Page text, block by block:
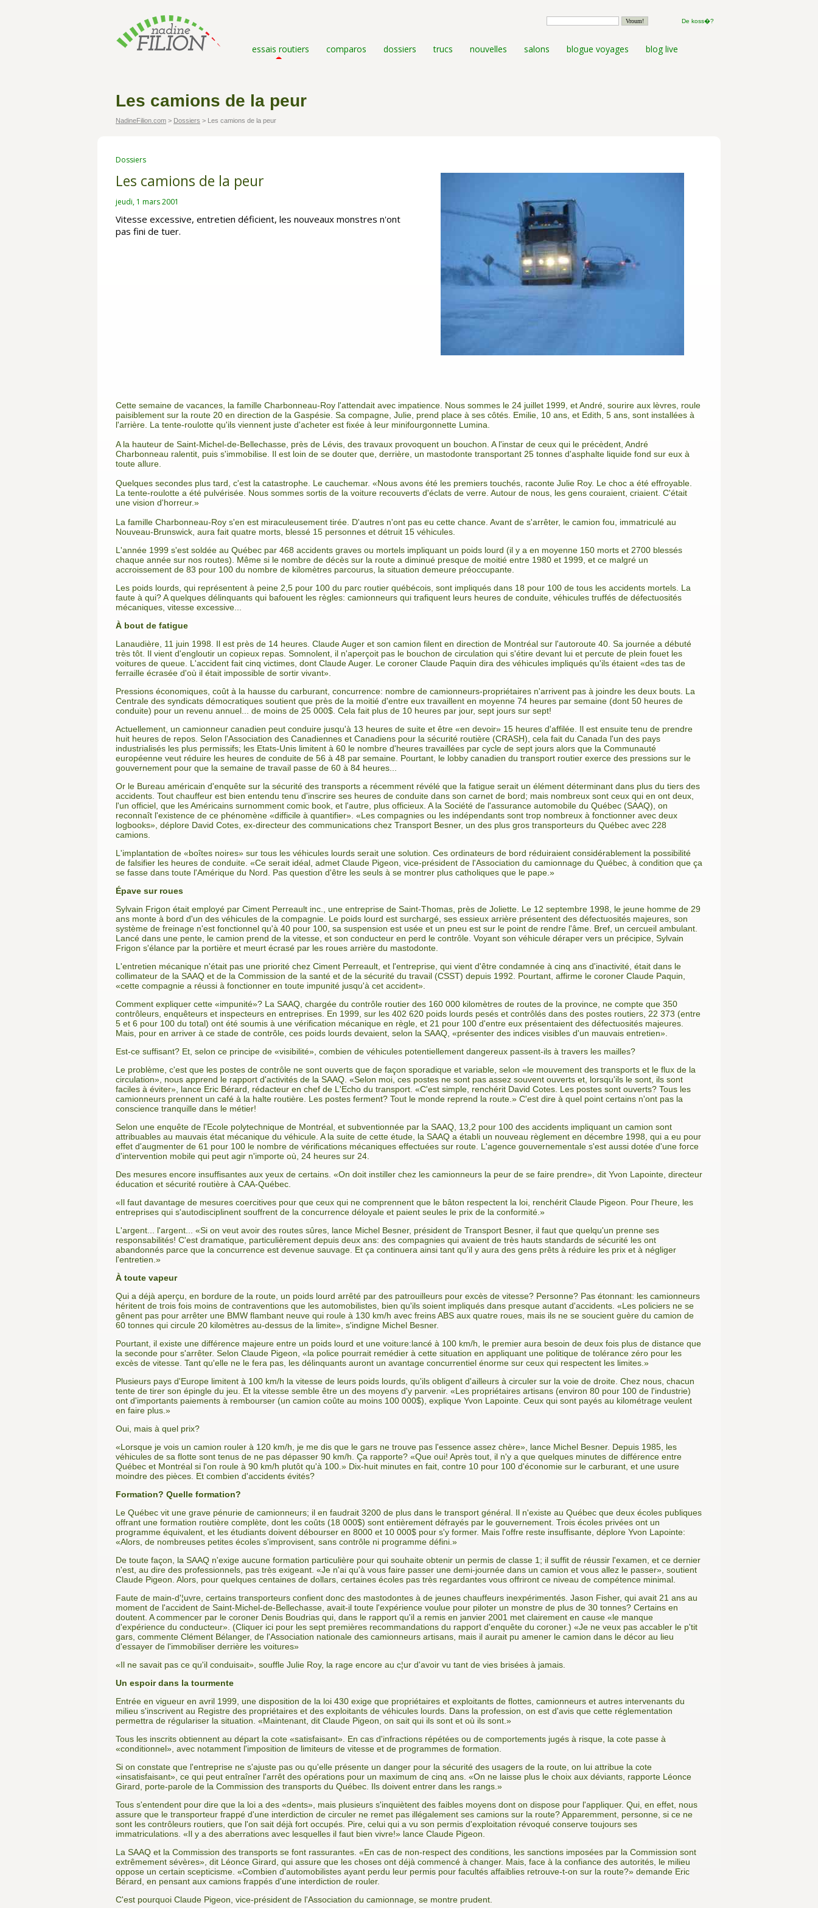
essais routiers comparos dossiers trucs nouvelles salons blogue voyages blog live
De koss�?
Les camions de la peur
NadineFilion.com > Dossiers > Les camions de la peur
Dossiers
Les camions de la peur
jeudi, 1 mars 2001
Vitesse excessive, entretien déficient, les nouveaux monstres n'ont
pas fini de tuer.
Cette semaine de vacances, la famille Charbonneau-Roy l'attendait avec impatience. Nous sommes le 24 juillet 1999, et André, sourire aux lèvres, roule
paisiblement sur la route 20 en direction de la Gaspésie. Sa compagne, Julie, prend place à ses côtés. Emilie, 10 ans, et Edith, 5 ans, sont installées à
l'arrière. La tente-roulotte qu'ils viennent juste d'acheter est fixée à leur minifourgonnette Lumina.
A la hauteur de Saint-Michel-de-Bellechasse, près de Lévis, des travaux provoquent un bouchon. A l'instar de ceux qui le précèdent, André
Charbonneau ralentit, puis s'immobilise. Il est loin de se douter que, derrière, un mastodonte transportant 25 tonnes d'asphalte liquide fond sur eux à
toute allure.
Quelques secondes plus tard, c'est la catastrophe. Le cauchemar. «Nous avons été les premiers touchés, raconte Julie Roy. Le choc a été effroyable.
La tente-roulotte a été pulvérisée. Nous sommes sortis de la voiture recouverts d'éclats de verre. Autour de nous, les gens couraient, criaient. C'était
une vision d'horreur.»
La famille Charbonneau-Roy s'en est miraculeusement tirée. D'autres n'ont pas eu cette chance. Avant de s'arrêter, le camion fou, immatriculé au
Nouveau-Brunswick, aura fait quatre morts, blessé 15 personnes et détruit 15 véhicules.
L'année 1999 s'est soldée au Québec par 468 accidents graves ou mortels impliquant un poids lourd (il y a en moyenne 150 morts et 2700 blessés
chaque année sur nos routes). Même si le nombre de décès sur la route a diminué presque de moitié entre 1980 et 1999, et ce malgré un
accroissement de 83 pour 100 du nombre de kilomètres parcourus, la situation demeure préoccupante.
Les poids lourds, qui représentent à peine 2,5 pour 100 du parc routier québécois, sont impliqués dans 18 pour 100 de tous les accidents mortels. La
faute à qui? A quelques délinquants qui bafouent les règles: camionneurs qui trafiquent leurs heures de conduite, véhicules truffés de défectuosités
mécaniques, vitesse excessive...
À bout de fatigue
Lanaudière, 11 juin 1998. Il est près de 14 heures. Claude Auger et son camion filent en direction de Montréal sur l'autoroute 40. Sa journée a débuté
très tôt. Il vient d'engloutir un copieux repas. Somnolent, il n'aperçoit pas le bouchon de circulation qui s'étire devant lui et percute de plein fouet les
voitures de queue. L'accident fait cinq victimes, dont Claude Auger. Le coroner Claude Paquin dira des véhicules impliqués qu'ils étaient «des tas de
ferraille écrasée d'où il était impossible de sortir vivant».
Pressions économiques, coût à la hausse du carburant, concurrence: nombre de camionneurs-propriétaires n'arrivent pas à joindre les deux bouts. La
Centrale des syndicats démocratiques soutient que près de la moitié d'entre eux travaillent en moyenne 74 heures par semaine (dont 50 heures de
conduite) pour un revenu annuel... de moins de 25 000$. Cela fait plus de 10 heures par jour, sept jours sur sept!
Actuellement, un camionneur canadien peut conduire jusqu'à 13 heures de suite et être «en devoir» 15 heures d'affilée. Il est ensuite tenu de prendre
huit heures de repos. Selon l'Association des Canadiennes et Canadiens pour la sécurité routière (CRASH), cela fait du Canada l'un des pays
industrialisés les plus permissifs; les Etats-Unis limitent à 60 le nombre d'heures travaillées par cycle de sept jours alors que la Communauté
européenne veut réduire les heures de conduite de 56 à 48 par semaine. Pourtant, le lobby canadien du transport routier exerce des pressions sur le
gouvernement pour que la semaine de travail passe de 60 à 84 heures...
Or le Bureau américain d'enquête sur la sécurité des transports a récemment révélé que la fatigue serait un élément déterminant dans plus du tiers des
accidents. Tout chauffeur est bien entendu tenu d'inscrire ses heures de conduite dans son carnet de bord; mais nombreux sont ceux qui en ont deux,
l'un officiel, que les Américains surnomment comic book, et l'autre, plus officieux. A la Société de l'assurance automobile du Québec (SAAQ), on
reconnaît l'existence de ce phénomène «difficile à quantifier». «Les compagnies ou les indépendants sont trop nombreux à fonctionner avec deux
logbooks», déplore David Cotes, ex-directeur des communications chez Transport Besner, un des plus gros transporteurs du Québec avec 228
camions.
L'implantation de «boîtes noires» sur tous les véhicules lourds serait une solution. Ces ordinateurs de bord réduiraient considérablement la possibilité
de falsifier les heures de conduite. «Ce serait idéal, admet Claude Pigeon, vice-président de l'Association du camionnage du Québec, à condition que ça
se fasse dans toute l'Amérique du Nord. Pas question d'être les seuls à se montrer plus catholiques que le pape.»
Épave sur roues
Sylvain Frigon était employé par Ciment Perreault inc., une entreprise de Saint-Thomas, près de Joliette. Le 12 septembre 1998, le jeune homme de 29
ans monte à bord d'un des véhicules de la compagnie. Le poids lourd est surchargé, ses essieux arrière présentent des défectuosités majeures, son
système de freinage n'est fonctionnel qu'à 40 pour 100, sa suspension est usée et un pneu est sur le point de rendre l'âme. Bref, un cercueil ambulant.
Lancé dans une pente, le camion prend de la vitesse, et son conducteur en perd le contrôle. Voyant son véhicule déraper vers un précipice, Sylvain
Frigon s'élance par la portière et meurt écrasé par les roues arrière du mastodonte.
L'entretien mécanique n'était pas une priorité chez Ciment Perreault, et l'entreprise, qui vient d'être condamnée à cinq ans d'inactivité, était dans le
collimateur de la SAAQ et de la Commission de la santé et de la sécurité du travail (CSST) depuis 1992. Pourtant, affirme le coroner Claude Paquin,
«cette compagnie a réussi à fonctionner en toute impunité jusqu'à cet accident».
Comment expliquer cette «impunité»? La SAAQ, chargée du contrôle routier des 160 000 kilomètres de routes de la province, ne compte que 350
contrôleurs, enquêteurs et inspecteurs en entreprises. En 1999, sur les 402 620 poids lourds pesés et contrôlés dans des postes routiers, 22 373 (entre
5 et 6 pour 100 du total) ont été soumis à une vérification mécanique en règle, et 21 pour 100 d'entre eux présentaient des défectuosités majeures.
Mais, pour en arriver à ce stade de contrôle, ces poids lourds devaient, selon la SAAQ, «présenter des indices visibles d'un mauvais entretien».
Est-ce suffisant? Et, selon ce principe de «visibilité», combien de véhicules potentiellement dangereux passent-ils à travers les mailles?
Le problème, c'est que les postes de contrôle ne sont ouverts que de façon sporadique et variable, selon «le mouvement des transports et le flux de la
circulation», nous apprend le rapport d'activités de la SAAQ. «Selon moi, ces postes ne sont pas assez souvent ouverts et, lorsqu'ils le sont, ils sont
faciles à éviter», lance Eric Bérard, rédacteur en chef de L'Echo du transport. «C'est simple, renchérit David Cotes. Les postes sont ouverts? Tous les
camionneurs prennent un café à la halte routière. Les postes ferment? Tout le monde reprend la route.» C'est dire à quel point certains n'ont pas la
conscience tranquille dans le métier!
Selon une enquête de l'Ecole polytechnique de Montréal, et subventionnée par la SAAQ, 13,2 pour 100 des accidents impliquant un camion sont
attribuables au mauvais état mécanique du véhicule. A la suite de cette étude, la SAAQ a établi un nouveau règlement en décembre 1998, qui a eu pour
effet d'augmenter de 61 pour 100 le nombre de vérifications mécaniques effectuées sur route. L'agence gouvernementale s'est aussi dotée d'une force
d'intervention mobile qui peut agir n'importe où, 24 heures sur 24.
Des mesures encore insuffisantes aux yeux de certains. «On doit instiller chez les camionneurs la peur de se faire prendre», dit Yvon Lapointe, directeur
éducation et sécurité routière à CAA-Québec.
«Il faut davantage de mesures coercitives pour que ceux qui ne comprennent que le bâton respectent la loi, renchérit Claude Pigeon. Pour l'heure, les
entreprises qui s'autodisciplinent souffrent de la concurrence déloyale et paient seules le prix de la conformité.»
L'argent... l'argent... «Si on veut avoir des routes sûres, lance Michel Besner, président de Transport Besner, il faut que quelqu'un prenne ses
responsabilités! C'est dramatique, particulièrement depuis deux ans: des compagnies qui avaient de très hauts standards de sécurité les ont
abandonnés parce que la concurrence est devenue sauvage. Et ça continuera ainsi tant qu'il y aura des gens prêts à réduire les prix et à négliger
l'entretien.»
À toute vapeur
Qui a déjà aperçu, en bordure de la route, un poids lourd arrêté par des patrouilleurs pour excès de vitesse? Personne? Pas étonnant: les camionneurs
héritent de trois fois moins de contraventions que les automobilistes, bien qu'ils soient impliqués dans presque autant d'accidents. «Les policiers ne se
gênent pas pour arrêter une BMW flambant neuve qui roule à 130 km/h avec freins ABS aux quatre roues, mais ils ne se soucient guère du camion de
60 tonnes qui circule 20 kilomètres au-dessus de la limite», s'indigne Michel Besner.
Pourtant, il existe une différence majeure entre un poids lourd et une voiture:lancé à 100 km/h, le premier aura besoin de deux fois plus de distance que
la seconde pour s'arrêter. Selon Claude Pigeon, «la police pourrait remédier à cette situation en appliquant une politique de tolérance zéro pour les
excès de vitesse. Tant qu'elle ne le fera pas, les délinquants auront un avantage concurrentiel énorme sur ceux qui respectent les limites.»
Plusieurs pays d'Europe limitent à 100 km/h la vitesse de leurs poids lourds, qu'ils obligent d'ailleurs à circuler sur la voie de droite. Chez nous, chacun
tente de tirer son épingle du jeu. Et la vitesse semble être un des moyens d'y parvenir. «Les propriétaires artisans (environ 80 pour 100 de l'industrie)
ont d'importants paiements à rembourser (un camion coûte au moins 100 000$), explique Yvon Lapointe. Ceux qui sont payés au kilométrage veulent
en faire plus.»
Oui, mais à quel prix?
«Lorsque je vois un camion rouler à 120 km/h, je me dis que le gars ne trouve pas l'essence assez chère», lance Michel Besner. Depuis 1985, les
véhicules de sa flotte sont tenus de ne pas dépasser 90 km/h. Ça rapporte? «Que oui! Après tout, il n'y a que quelques minutes de différence entre
Québec et Montréal si l'on roule à 90 km/h plutôt qu'à 100.» Dix-huit minutes en fait, contre 10 pour 100 d'économie sur le carburant, et une usure
moindre des pièces. Et combien d'accidents évités?
Formation? Quelle formation?
Le Québec vit une grave pénurie de camionneurs; il en faudrait 3200 de plus dans le transport général. Il n'existe au Québec que deux écoles publiques
offrant une formation routière complète, dont les coûts (18 000$) sont entièrement défrayés par le gouvernement. Trois écoles privées ont un
programme équivalent, et les étudiants doivent débourser en 8000 et 10 000$ pour s'y former. Mais l'offre reste insuffisante, déplore Yvon Lapointe:
«Alors, de nombreuses petites écoles s'improvisent, sans contrôle ni programme défini.»
De toute façon, la SAAQ n'exige aucune formation particulière pour qui souhaite obtenir un permis de classe 1; il suffit de réussir l'examen, et ce dernier
n'est, au dire des professionnels, pas très exigeant. «Je n'ai qu'à vous faire passer une demi-journée dans un camion et vous allez le passer», soutient
Claude Pigeon. Alors, pour quelques centaines de dollars, certaines écoles pas très regardantes vous offriront ce niveau de compétence minimal.
Faute de main-d'¦uvre, certains transporteurs confient donc des mastodontes à de jeunes chauffeurs inexpérimentés. Jason Fisher, qui avait 21 ans au
moment de l'accident de Saint-Michel-de-Bellechasse, avait-il toute l'expérience voulue pour piloter un monstre de plus de 30 tonnes? Certains en
doutent. A commencer par le coroner Denis Boudrias qui, dans le rapport qu'il a remis en janvier 2001 met clairement en cause «le manque
d'expérience du conducteur». (Cliquer ici pour les sept premières recommandations du rapport d'enquête du coroner.) «Je ne veux pas accabler le p'tit
gars, commente Clément Bélanger, de l'Association nationale des camionneurs artisans, mais il aurait pu amener le camion dans le décor au lieu
d'essayer de l'immobiliser derrière les voitures»
«Il ne savait pas ce qu'il conduisait», souffle Julie Roy, la rage encore au c¦ur d'avoir vu tant de vies brisées à jamais.
Un espoir dans la tourmente
Entrée en vigueur en avril 1999, une disposition de la loi 430 exige que propriétaires et exploitants de flottes, camionneurs et autres intervenants du
milieu s'inscrivent au Registre des propriétaires et des exploitants de véhicules lourds. Dans la profession, on est d'avis que cette réglementation
permettra de régulariser la situation. «Maintenant, dit Claude Pigeon, on sait qui ils sont et où ils sont.»
Tous les inscrits obtiennent au départ la cote «satisfaisant». En cas d'infractions répétées ou de comportements jugés à risque, la cote passe à
«conditionnel», avec notamment l'imposition de limiteurs de vitesse et de programmes de formation.
Si on constate que l'entreprise ne s'ajuste pas ou qu'elle présente un danger pour la sécurité des usagers de la route, on lui attribue la cote
«insatisfaisant», ce qui peut entraîner l'arrêt des opérations pour un maximum de cinq ans. «On ne laisse plus le choix aux déviants, rapporte Léonce
Girard, porte-parole de la Commission des transports du Québec. Ils doivent entrer dans les rangs.»
Tous s'entendent pour dire que la loi a des «dents», mais plusieurs s'inquiètent des faibles moyens dont on dispose pour l'appliquer. Qui, en effet, nous
assure que le transporteur frappé d'une interdiction de circuler ne remet pas illégalement ses camions sur la route? Apparemment, personne, si ce ne
sont les contrôleurs routiers, que l'on sait déjà fort occupés. Pire, celui qui a vu son permis d'exploitation révoqué conserve toujours ses
immatriculations. «Il y a des aberrations avec lesquelles il faut bien vivre!» lance Claude Pigeon.
La SAAQ et la Commission des transports se font rassurantes. «En cas de non-respect des conditions, les sanctions imposées par la Commission sont
extrêmement sévères», dit Léonce Girard, qui assure que les choses ont déjà commencé à changer. Mais, face à la confiance des autorités, le milieu
oppose un certain scepticisme. «Combien d'automobilistes ayant perdu leur permis pour facultés affaiblies retrouve-t-on sur la route?» demande Eric
Bérard, en pensant aux camions frappés d'une interdiction de rouler.
C'est pourquoi Claude Pigeon, vice-président de l'Association du camionnage, se montre prudent.